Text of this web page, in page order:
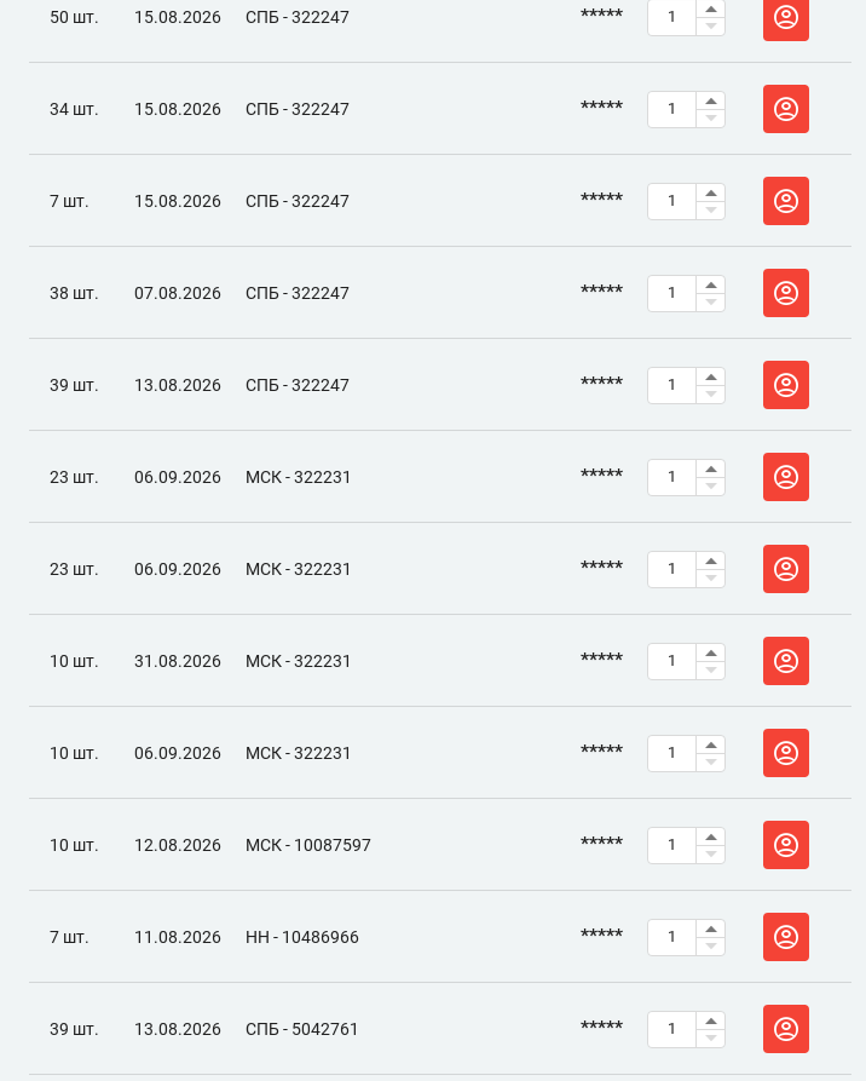
50 шт. 15.08.2026 СПБ - 322247 *****
34 шт. 15.08.2026 СПБ - 322247 *****
7 шт. 15.08.2026 СПБ - 322247 *****
38 шт. 07.08.2026 СПБ - 322247 *****
39 шт. 13.08.2026 СПБ - 322247 *****
23 шт. 06.09.2026 МСК - 322231 *****
23 шт. 06.09.2026 МСК - 322231 *****
10 шт. 31.08.2026 МСК - 322231 *****
10 шт. 06.09.2026 МСК - 322231 *****
10 шт. 12.08.2026 МСК - 10087597 *****
7 шт. 11.08.2026 НН - 10486966 *****
39 шт. 13.08.2026 СПБ - 5042761 *****